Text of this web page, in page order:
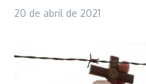
20 de abril de 2021